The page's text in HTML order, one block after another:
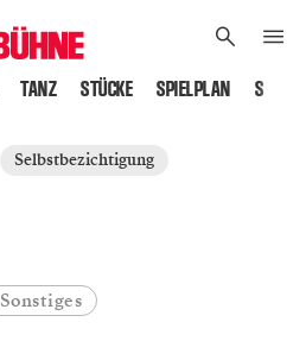
TANZ STÜCKE SPIELPLAN
Selbstbezichtigung
Sonstiges